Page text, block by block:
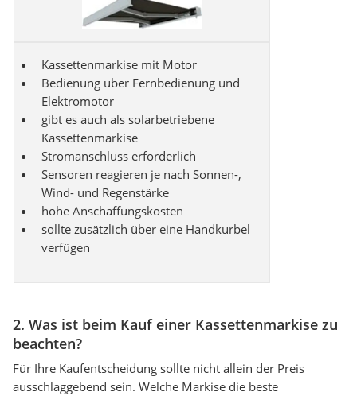
Kassettenmarkise mit Motor
Bedienung über Fernbedienung und
Elektromotor
gibt es auch als solarbetriebene
Kassettenmarkise
Stromanschluss erforderlich
Sensoren reagieren je nach Sonnen-,
Wind- und Regenstärke
hohe Anschaffungskosten
sollte zusätzlich über eine Handkurbel
verfügen
2. Was ist beim Kauf einer Kassettenmarkise zu
beachten?
Für Ihre Kaufentscheidung sollte nicht allein der Preis
ausschlaggebend sein. Welche Markise die beste